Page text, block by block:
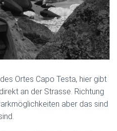
Ortes Capo Testa, hier gibt
an der Strasse. Richtung
aber das sind